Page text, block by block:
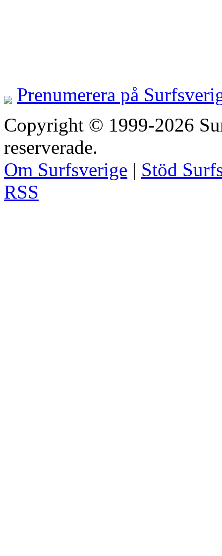
Prenumerera på
Copyright © 1999-2026
reserverade.
Om Surfsverige | Stöd
RSS